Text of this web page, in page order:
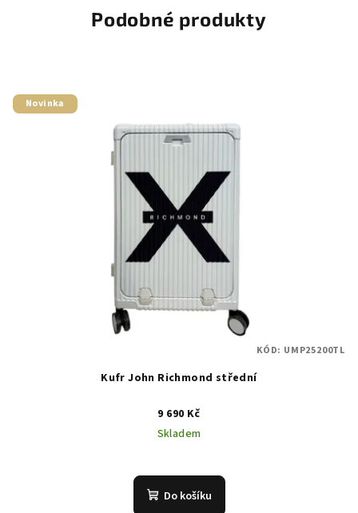
Podobné produkty
Novinka
Kufr John Richmond střední
9 690 Kč
Skladem
Do košíku
KÓD: UMP25200TL